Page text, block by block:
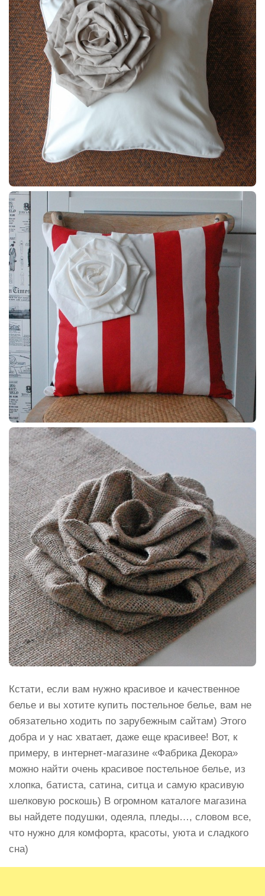
Кстати, если вам нужно красивое и качественное
белье и вы хотите купить постельное белье, вам не
обязательно ходить по зарубежным сайтам) Этого
добра и у нас хватает, даже еще красивее! Вот, к
примеру, в интернет-магазине «Фабрика Декора»
можно найти очень красивое постельное белье, из
хлопка, батиста, сатина, ситца и самую красивую
шелковую роскошь) В огромном каталоге магазина
вы найдете подушки, одеяла, пледы…, словом все,
что нужно для комфорта, красоты, уюта и сладкого
сна)